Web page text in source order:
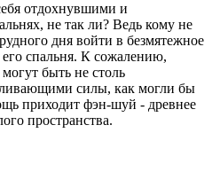
отдохнувшими и
не так ли? Ведь кому не
дня войти в безмятежное
спальня. К сожалению,
быть не столь
силы, как могли бы
приходит фэн-шуй - древнее
пространства.